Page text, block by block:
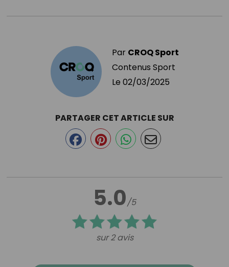
Par CROQ Sport
Contenus Sport
Le 02/03/2025
5.0/5
sur 2 avis
PARTAGER CET ARTICLE SUR